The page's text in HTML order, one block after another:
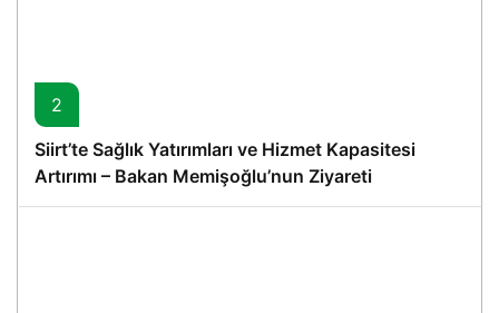
2
Siirt’te Sağlık Yatırımları ve Hizmet Kapasitesi
Artırımı – Bakan Memişoğlu’nun Ziyareti